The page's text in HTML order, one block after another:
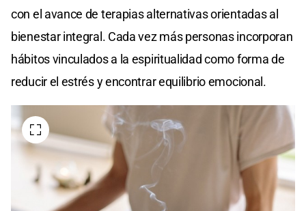
con el avance de terapias alternativas orientadas al
bienestar integral. Cada vez más personas incorporan
hábitos vinculados a la espiritualidad como forma de
reducir el estrés y encontrar equilibrio emocional.